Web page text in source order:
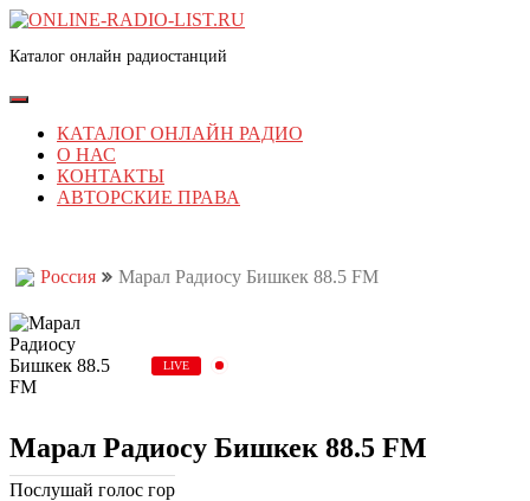
Перейти
содержимому
к
содержимому
Каталог онлайн радиостанций
Кнопка
ОткрытьКАТАЛОГ ОНЛАЙН РАДИО
О НАС
КОНТАКТЫ
АВТОРСКИЕ ПРАВА
Россия
Марал Радиосу Бишкек 88.5 FM
LIVE
Марал Радиосу Бишкек 88.5 FM
Послушай голос гор